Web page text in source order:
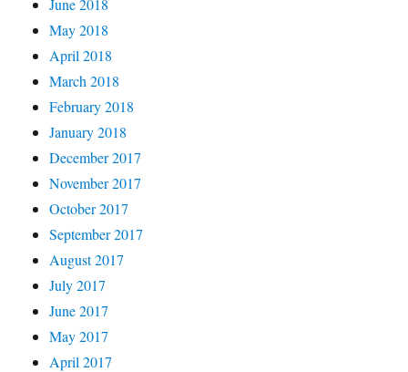
June 2018
May 2018
April 2018
March 2018
February 2018
January 2018
December 2017
November 2017
October 2017
September 2017
August 2017
July 2017
June 2017
May 2017
April 2017